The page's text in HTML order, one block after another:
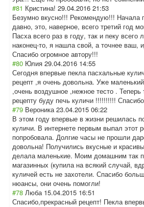
#81 Кристина! 29.04.2016 21:53
Безумно вкусно!!! Рекомендую!!! Начала
давно, это, наверное, всего третий год
Пасха всего раз в году, так и пеку всего
наконец-то, я нашла свой, а точнее ваш,
Спасибо огромное автору!!!
#80 Юлия 29.04.2016 14:55
Сегодня впервые пекла пасхальные
рецепт ,я очень довольна. Уже
,очень воздушное ,нежное тесто . Теперь
рецепту буду печь куличи !!!!!!!!!!
#79 Вероника 23.04.2015 06:22
В этом году впервые в жизни решилась
куличи. В интернете первым выпал этот
попробовала. Долгие часы не прошли
довольна! Получились вкусные и
делала маленькие. Моим домашним так
магазинных (купила на всякий случай,
куличей есть не захотели. Спасибо
нюансы, они очень помогли!
#78 Люба 15.04.2015 16:51
Спасибо,прекрасный рецепт! Пекла